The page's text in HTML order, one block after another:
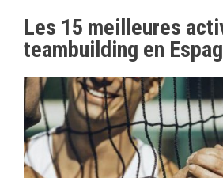
Les 15 meilleures
teambuilding en